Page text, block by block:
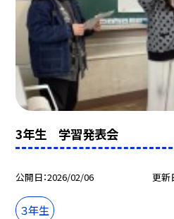
3年生 学習発表会
公開日 2026/02/06 更新
３年生